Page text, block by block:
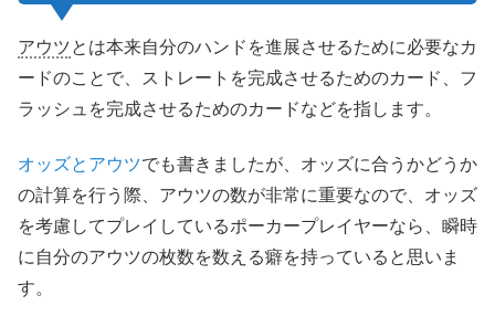
アウツとは本来自分のハンドを進展させるために必要なカ
ードのことで、ストレートを完成させるためのカード、フ
ラッシュを完成させるためのカードなどを指します。
オッズとアウツでも書きましたが、オッズに合うかどうか
の計算を行う際、アウツの数が非常に重要なので、オッズ
を考慮してプレイしているポーカープレイヤーなら、瞬時
に自分のアウツの枚数を数える癖を持っていると思いま
す。